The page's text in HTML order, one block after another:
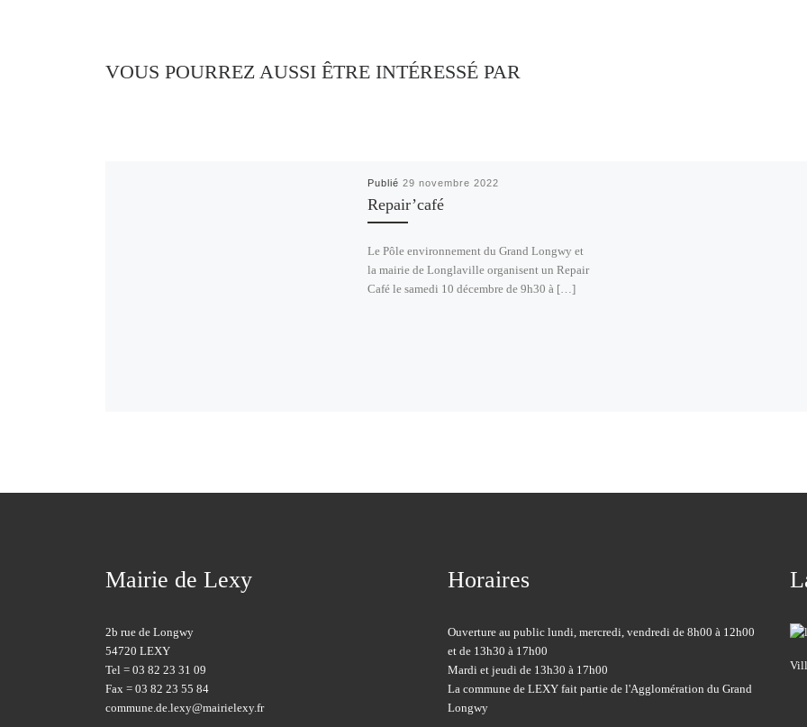
VOUS POURREZ AUSSI ÊTRE INTÉRESSÉ PAR
Publié 29 novembre 2022
Repair’café
Le Pôle environnement du Grand Longwy et
la mairie de Longlaville organisent un Repair
Café le samedi 10 décembre de 9h30 à […]
Mairie de Lexy
2b rue de Longwy
54720 LEXY
Tel = 03 82 23 31 09
Fax = 03 82 23 55 84
commune.de.lexy@mairielexy.fr
Horaires
Ouverture au public lundi, mercredi, vendredi de 8h00 à 12h00
et de 13h30 à 17h00
Mardi et jeudi de 13h30 à 17h00
La commune de LEXY fait partie de l'Agglomération du Grand
Longwy